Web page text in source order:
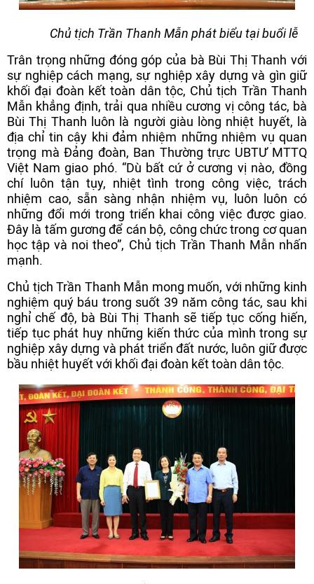
Chủ tịch Trần Thanh Mẫn phát biểu tại buổi lễ
Trân trọng những đóng góp của bà Bùi Thị Thanh với
sự nghiệp cách mạng, sự nghiệp xây dựng và gìn giữ
khối đại đoàn kết toàn dân tộc, Chủ tịch Trần Thanh
Mẫn khẳng định, trải qua nhiều cương vị công tác, bà
Bùi Thị Thanh luôn là người giàu lòng nhiệt huyết, là
địa chỉ tin cậy khi đảm nhiệm những nhiệm vụ quan
trọng mà Đảng đoàn, Ban Thường trực UBTƯ MTTQ
Việt Nam giao phó. “Dù bất cứ ở cương vị nào, đồng
chí luôn tận tụy, nhiệt tình trong công việc, trách
nhiệm cao, sẵn sàng nhận nhiệm vụ, luôn luôn có
những đổi mới trong triển khai công việc được giao.
Đây là tấm gương để cán bộ, công chức trong cơ quan
học tập và noi theo”, Chủ tịch Trần Thanh Mẫn nhấn
mạnh.
Chủ tịch Trần Thanh Mẫn mong muốn, với những kinh
nghiệm quý báu trong suốt 39 năm công tác, sau khi
nghỉ chế độ, bà Bùi Thị Thanh sẽ tiếp tục cống hiến,
tiếp tục phát huy những kiến thức của mình trong sự
nghiệp xây dựng và phát triển đất nước, luôn giữ được
bầu nhiệt huyết với khối đại đoàn kết toàn dân tộc.